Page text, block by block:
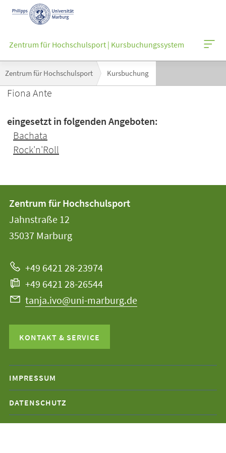
Navigation
Zentrum für Hochschulsport | Kursbuchungssystem
Navigation
Zentrum für Hochschulsport Kursbuchung
Fiona Ante
eingesetzt in folgenden Angeboten:
Bachata
Rock'n'Roll
Kontakt
und
Informationen
Website
der
Universität
Marburg
Zentrum für Hochschulsport
Jahnstraße 12
35037 Marburg
+49 6421 28-23974
+49 6421 28-26544
tanja.ivo@uni-marburg.de
KONTAKT & SERVICE
Mobile-
Service-
Navigation
und
IMPRESSUM
DATENSCHUTZ